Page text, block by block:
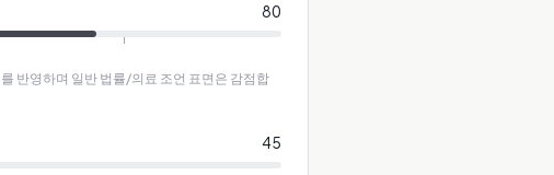
80
반영하며 일반 법률/의료 조언 표면은 감점합
45